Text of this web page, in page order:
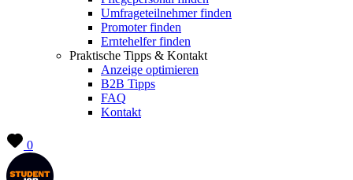
Umfrageteilnehmer finden
Promoter finden
Erntehelfer finden
Praktische Tipps & Kontakt
Anzeige optimieren
B2B Tipps
FAQ
Kontakt
0